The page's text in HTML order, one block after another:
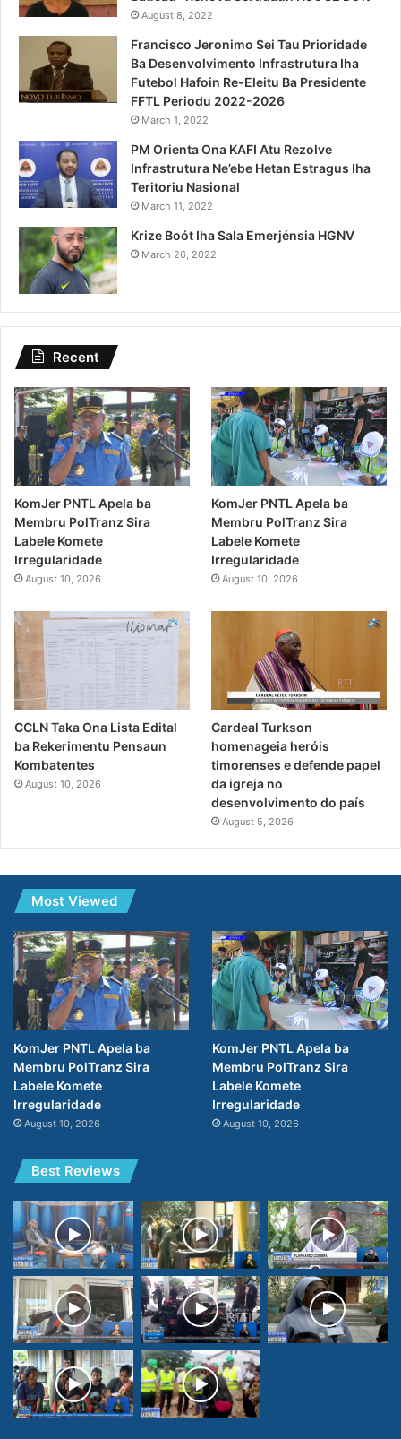
August 8, 2022
Francisco Jeronimo Sei Tau Prioridade
Ba Desenvolvimento Infrastrutura Iha
Futebol Hafoin Re-Eleitu Ba Presidente
FFTL Periodu 2022-2026
March 1, 2022
PM Orienta Ona KAFI Atu Rezolve
Infrastrutura Ne’ebe Hetan Estragus Iha
Teritoriu Nasional
March 11, 2022
Krize Boót Iha Sala Emerjénsia HGNV
March 26, 2022
Recent
KomJer PNTL Apela ba
Membru PolTranz Sira
Labele Komete
Irregularidade
August 10, 2026
KomJer PNTL Apela ba
Membru PolTranz Sira
Labele Komete
Irregularidade
August 10, 2026
CCLN Taka Ona Lista Edital
ba Rekerimentu Pensaun
Kombatentes
August 10, 2026
Cardeal Turkson
homenageia heróis
timorenses e defende papel
da igreja no
desenvolvimento do país
August 5, 2026
Most Viewed
KomJer PNTL Apela ba
Membru PolTranz Sira
Labele Komete
Irregularidade
August 10, 2026
KomJer PNTL Apela ba
Membru PolTranz Sira
Labele Komete
Irregularidade
August 10, 2026
Best Reviews